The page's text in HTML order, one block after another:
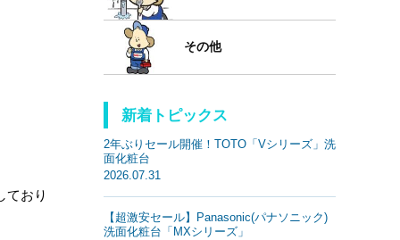
ており
その他
新着トピックス
2年ぶりセール開催！TOTO「Vシリーズ」洗
面化粧台
2026.07.31
【超激安セール】Panasonic(パナソニック)
洗面化粧台「MXシリーズ」